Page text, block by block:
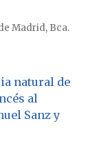
Madrid, Bca.
natural de
al
Sanz y